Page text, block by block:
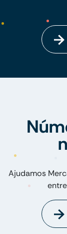
Ajudamos